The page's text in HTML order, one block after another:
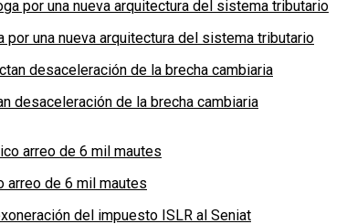
por una nueva arquitectura del sistema tributario
desaceleración de la brecha cambiaria
arreo de 6 mil mautes